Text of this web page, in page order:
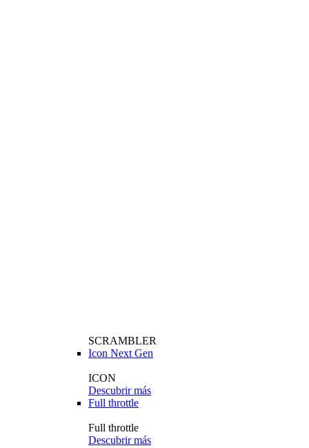
SCRAMBLER
Icon Next Gen
ICON
Descubrir más
Full throttle
Full throttle
Descubrir más